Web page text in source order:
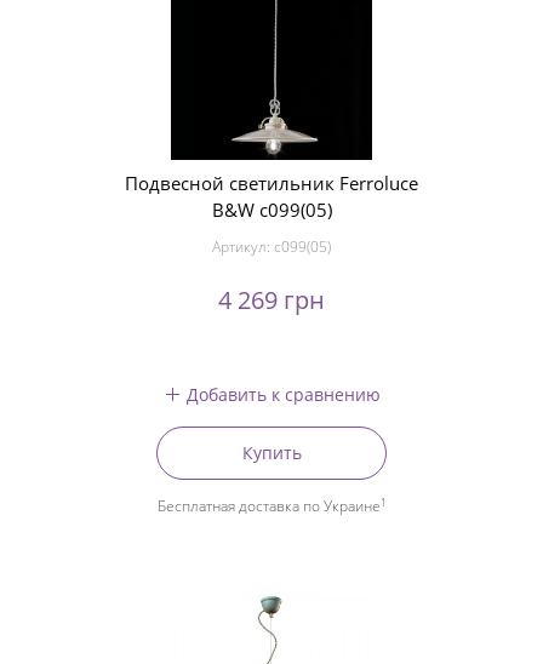
Подвесной светильник Ferroluce
B&W c099(05)
Артикул: c099(05)
4 269 грн
Добавить к сравнению
Купить
Бесплатная доставка по Украине1